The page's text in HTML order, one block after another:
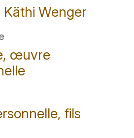
Käthi Wenger
œuvre
fils